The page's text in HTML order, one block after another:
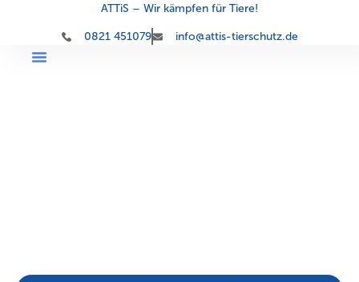
ATTiS – Wir kämpfen für Tiere!
0821 451079 info@attis-tierschutz.de